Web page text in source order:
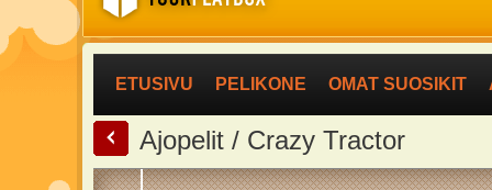
ETUSIVU PELIKONE OMAT SUOSIKIT
< Ajopelit / Crazy Tractor